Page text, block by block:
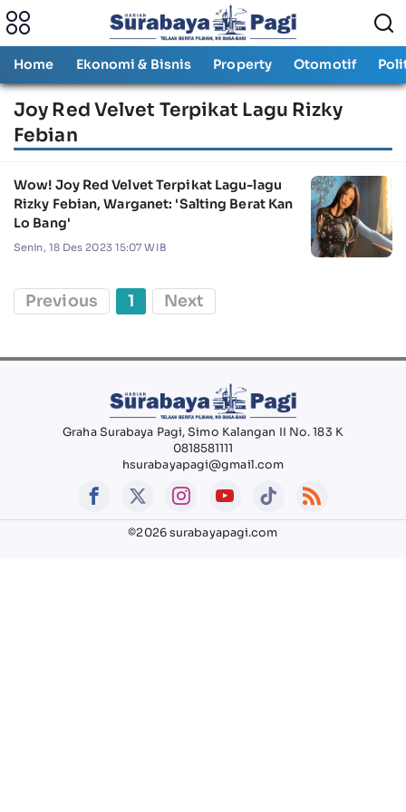
Home Ekonomi & Bisnis Property Otomotif
Joy Red Velvet Terpikat Lagu Rizky
Febian
Wow! Joy Red Velvet Terpikat Lagu-lagu
Rizky Febian, Warganet: 'Salting Berat Kan
Lo Bang'
Senin, 18 Des 2023 15:07 WIB
Previous 1 Next
Graha Surabaya Pagi, Simo Kalangan II No. 183 K
0818581111
hsurabayapagi@gmail.com
©2026 surabayapagi.com